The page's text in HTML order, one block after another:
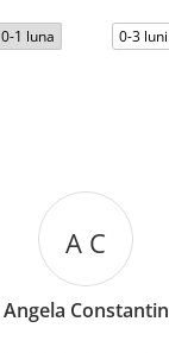
0-1 luna 0-3 luni
A C
Angela Constantin